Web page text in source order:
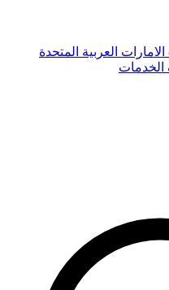
العربية المتحدة
الخدمات